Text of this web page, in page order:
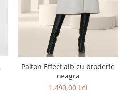
Palton Effect alb cu broderie
neagra
1.490,00 Lei